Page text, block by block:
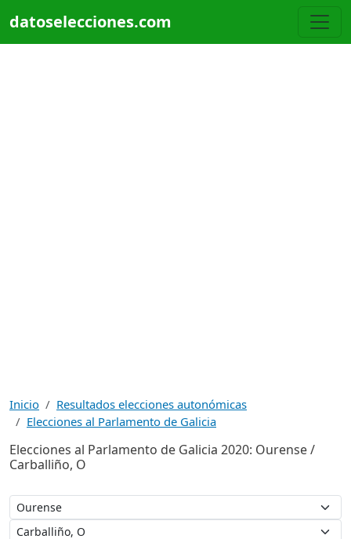
datoselecciones.com
Inicio
Resultados elecciones autonómicas
Elecciones al Parlamento de Galicia
Elecciones al Parlamento de Galicia 2020: Ourense /
Carballiño, O